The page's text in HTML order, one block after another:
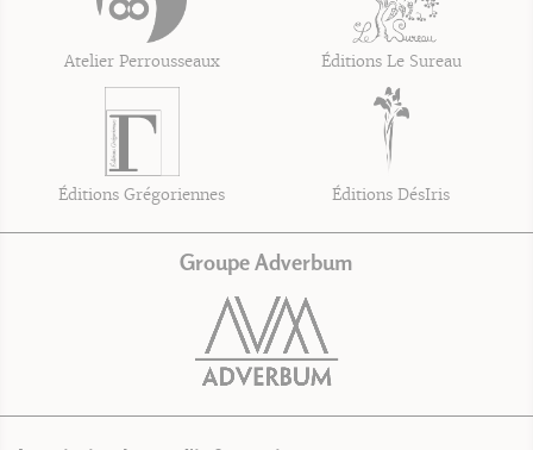
Atelier Perrousseaux Éditions Le Sureau
Éditions Grégoriennes Éditions DésIris
Groupe Adverbum